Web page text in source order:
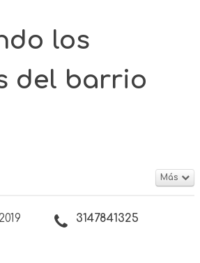
los
del barrio
Más
3147841325